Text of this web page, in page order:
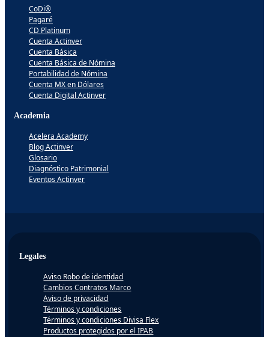
CoDi®
Pagaré
CD Platinum
Cuenta Actinver
Cuenta Básica
Cuenta Básica de Nómina
Portabilidad de Nómina
Cuenta MX en Dólares
Cuenta Digital Actinver
Academia
Acelera Academy
Blog Actinver
Glosario
Diagnóstico Patrimonial
Eventos Actinver
Legales
Aviso Robo de identidad
Cambios Contratos Marco
Aviso de privacidad
Términos y condiciones
Términos y condiciones Divisa Flex
Productos protegidos por el IPAB